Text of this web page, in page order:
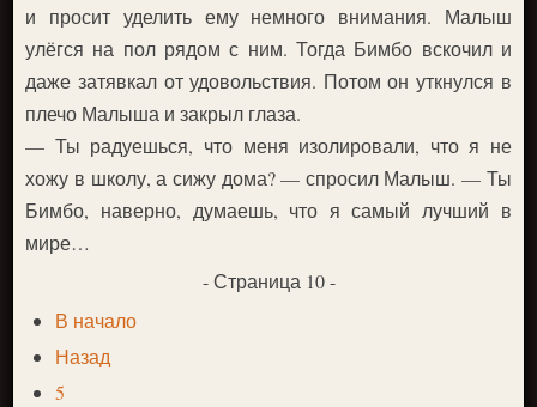
и просит уделить ему немного внимания. Малыш
улёгся на пол рядом с ним. Тогда Бимбо вскочил и
даже затявкал от удовольствия. Потом он уткнулся в
плечо Малыша и закрыл глаза.
— Ты радуешься, что меня изолировали, что я не
хожу в школу, а сижу дома? — спросил Малыш. — Ты
Бимбо, наверно, думаешь, что я самый лучший в
мире…
- Страница 10 -
В начало
Назад
5